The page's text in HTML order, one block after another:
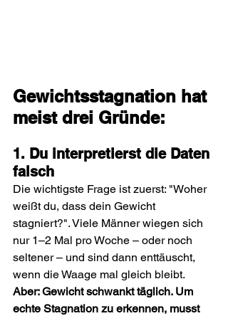
Gewichtsstagnation hat
meist drei Gründe:
1. Du interpretierst die Daten
falsch
Die wichtigste Frage ist zuerst: "Woher
weißt du, dass dein Gewicht
stagniert?". Viele Männer wiegen sich
nur 1–2 Mal pro Woche – oder noch
seltener – und sind dann enttäuscht,
wenn die Waage mal gleich bleibt.
Aber: Gewicht schwankt täglich. Um
echte Stagnation zu erkennen, musst